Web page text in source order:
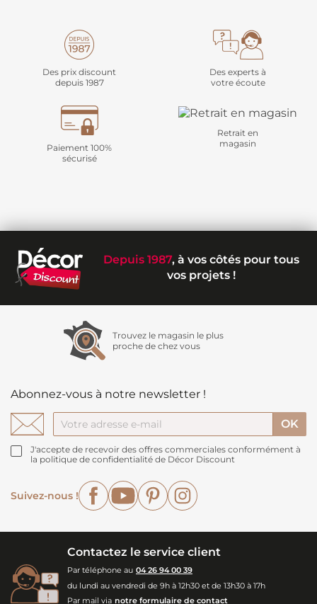
Des prix discount
depuis 1987
Des experts à
votre écoute
Paiement 100%
sécurisé
Retrait en
magasin
Depuis 1987, à vos côtés pour tous
vos projets !
Trouvez le magasin le plus
proche de chez vous
Abonnez-vous à notre newsletter !
J'accepte de recevoir des offres commerciales conformément à
la politique de confidentialité de Décor Discount
Suivez-nous !
FacebookYouTubePinterest
Contactez le service client
Par téléphone au 04 26 94 00 39
du lundi au vendredi de 9h à 12h30 et de 13h30 à 17h
Par mail via notre formulaire de contact